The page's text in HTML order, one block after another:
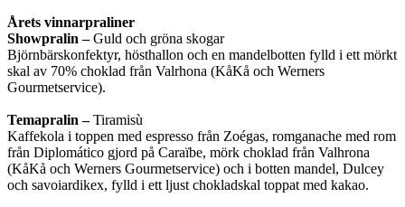
Årets vinnarpraliner
Showpralin –Guld och gröna skogar
Björnbärskonfektyr, hösthallon och en mandelbotten fylld i ett mörkt
skal av 70% choklad från Valrhona (KåKå och Werners
Gourmetservice).
Temapralin –Tiramisù
Kaffekola i toppen med espresso från Zoégas, romganache med rom
från Diplomático gjord på Caraïbe, mörk choklad från Valhrona
(KåKå och Werners Gourmetservice) och i botten mandel, Dulcey
och savoiardikex, fylld i ett ljust chokladskal toppat med kakao.